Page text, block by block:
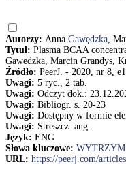
Autorzy: Anna Gawędzka,
Tytuł: Plasma BCAA
Gawedzka, Marcin Grandys,
Źródło: PeerJ. - 2020, nr 8,
Uwagi: 5 ryc., 2 tab.
Uwagi: Odczyt dok.:
Uwagi: Bibliogr. s. 20-23
Uwagi: Dostępny w formie
Uwagi: Streszcz. ang.
Język: ENG
Słowa kluczowe:
URL: https://peerj.com/